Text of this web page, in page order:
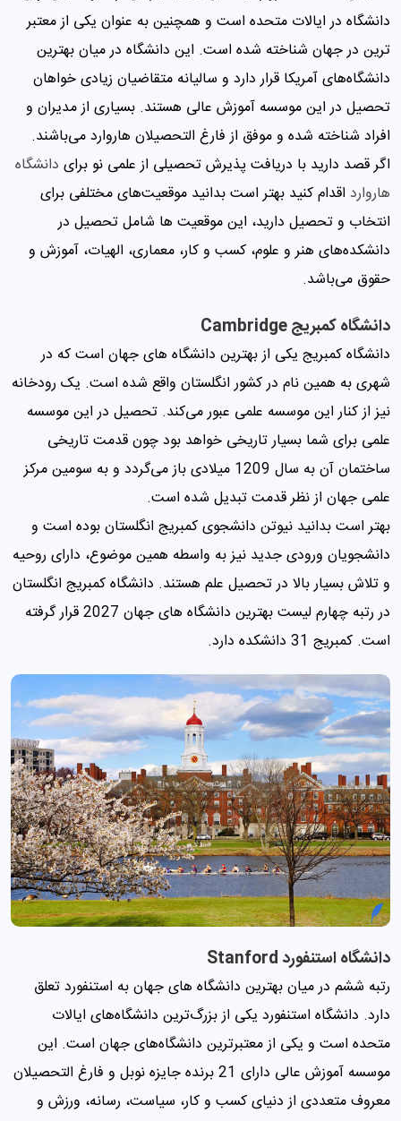
دانشگاه در ایالات متحده است و همچنین به عنوان یکی از معتبر
ترین در جهان شناخته شده است. این دانشگاه در میان بهترین
دانشگاه‌های آمریکا قرار دارد و سالیانه متقاضیان زیادی خواهان
تحصیل در این موسسه آموزش عالی هستند. بسیاری از مدیران و
افراد شناخته شده و موفق از فارغ التحصیلان هاروارد ‌می‌باشند.
اگر قصد دارید با دریافت پذیرش تحصیلی از علمی نو برای دانشگاه
هاروارد اقدام کنید بهتر است بدانید موقعیت‌های مختلفی برای
انتخاب و تحصیل دارید، این موقعیت ها شامل تحصیل در
دانشکده‌های هنر و علوم، کسب و کار، معماری، الهیات، آموزش و
حقوق می‌باشد.
دانشگاه کمبریج Cambridge
دانشگاه کمبریج یکی از بهترین دانشگاه های جهان است که در
شهری به همین نام در کشور انگلستان واقع شده است. یک رودخانه
نیز از کنار این موسسه علمی ‌عبور می‌کند. تحصیل در این موسسه
علمی ‌برای شما بسیار تاریخی خواهد بود‌ چون قدمت تاریخی
ساختمان آن به سال 1209 میلادی باز می‌گردد و به سومین مرکز
علمی ‌جهان از نظر قدمت تبدیل شده است.
بهتر است بدانید نیوتن دانشجوی کمبریج انگلستان بوده است و
دانشجویان ورودی جدید نیز به واسطه همین موضوع، دارای روحیه
و تلاش بسیار بالا در تحصیل علم هستند. دانشگاه کمبریج انگلستان
در رتبه چهارم لیست بهترین دانشگاه های جهان 2027 قرار گرفته
است. کمبریج 31 دانشکده دارد.
دانشگاه استنفورد Stanford
رتبه ششم در میان بهترین دانشگاه های جهان به استنفورد تعلق
دارد. دانشگاه استنفورد یکی از بزرگ‌ترین دانشگاه‌های ایالات
متحده است و یکی از معتبرترین دانشگاه‌های جهان است. این
موسسه آموزش عالی دارای 21 برنده جایزه نوبل و فارغ التحصیلان
معروف متعددی از دنیای کسب و کار، سیاست، رسانه، ورزش و